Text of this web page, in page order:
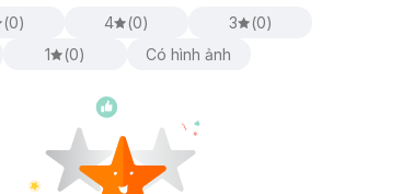
(0) 4 (0) 3 (0)
1 (0) Có hình ảnh